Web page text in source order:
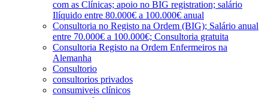
com as Clínicas; apoio no BIG registration; salário
Ilíquido entre 80.000€ a 100.000€ anual
Consultoria no Registo na Ordem (BIG); Salário anual
entre 70.000€ a 100.000€; Consultoria gratuita
Consultoria Registo na Ordem Enfermeiros na
Alemanha
Consultorio
consultorios privados
consumiveis clínicos